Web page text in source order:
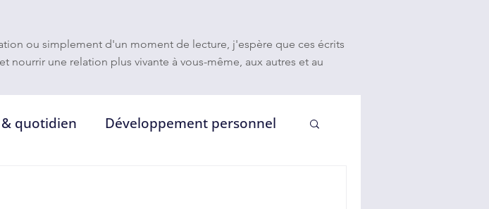
ou simplement d'un moment de lecture, j'espère que ces écrits
nourrir une relation plus vivante à vous-même, aux autres et au
quotidien Développement personnel